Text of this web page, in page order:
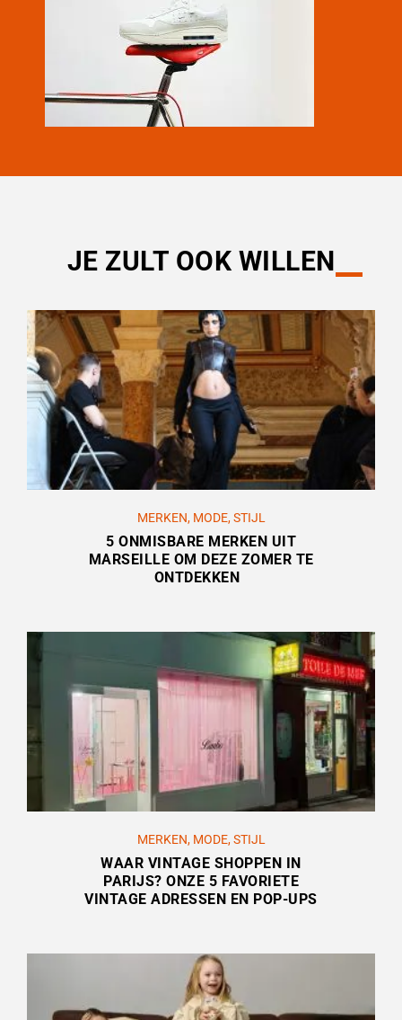
JE ZULT OOK WILLEN
MERKEN, MODE,STIJL
5 ONMISBARE MERKEN UIT
MARSEILLE OM DEZE ZOMER TE
ONTDEKKEN
MERKEN, MODE,STIJL
WAAR VINTAGE SHOPPEN IN
PARIJS? ONZE 5 FAVORIETE
VINTAGE ADRESSEN EN POP-UPS